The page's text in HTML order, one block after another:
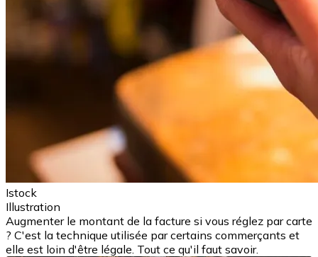
Istock
Illustration
Augmenter le montant de la facture si vous réglez par carte
? C'est la technique utilisée par certains commerçants et
elle est loin d'être légale. Tout ce qu'il faut savoir.